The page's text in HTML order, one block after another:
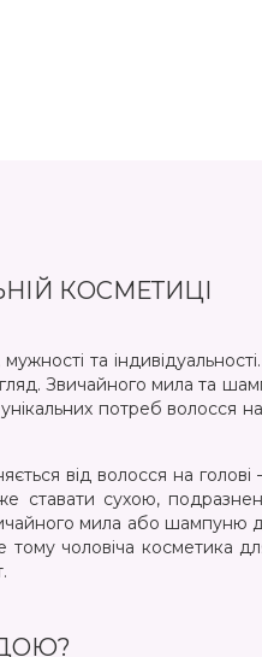
КОСМЕТИЦІ
та
Звичайного мила та
потреб волосся
від волосся на голові
ставати сухою,
мила або шампуню
тому чоловіча косметика